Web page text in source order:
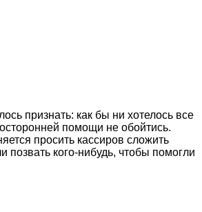
признать: как бы ни хотелось все
помощи не обойтись.
просить кассиров сложить
позвать кого-нибудь, чтобы помогли